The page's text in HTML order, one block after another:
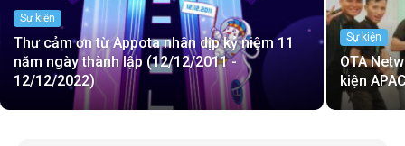
Sự kiện
Thư cảm ơn từ Appota nhân dịp kỷ niệm 11
năm ngày thành lập (12/12/2011 -
12/12/2022)
Sự kiện
OTA
kiện